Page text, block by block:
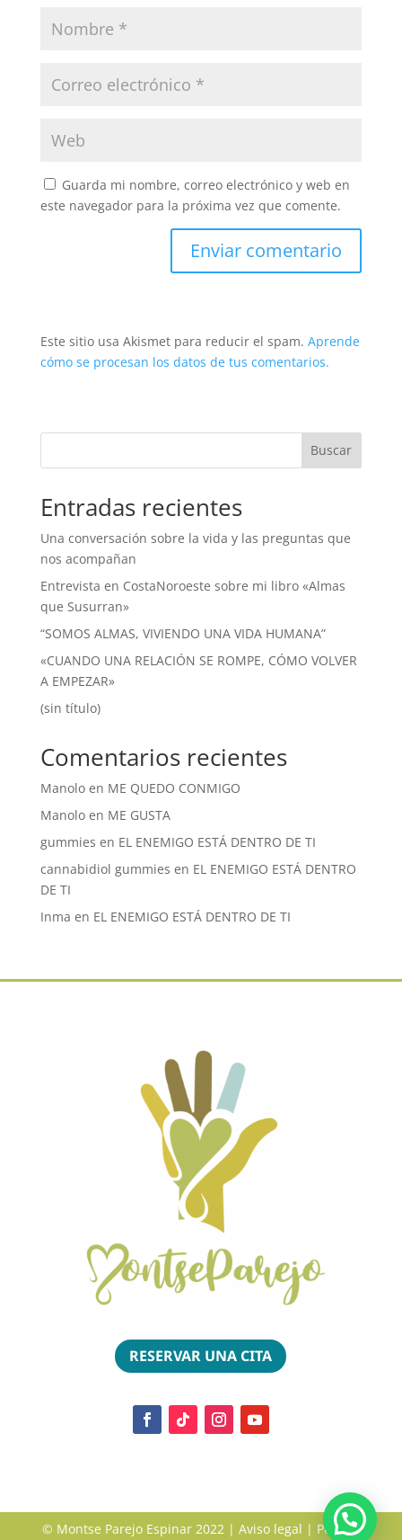
Guarda mi nombre, correo electrónico y web en
este navegador para la próxima vez que comente.
Este sitio usa Akismet para reducir el spam. Aprende
cómo se procesan los datos de tus comentarios.
Buscar
Entradas recientes
Una conversación sobre la vida y las preguntas que
nos acompañan
Entrevista en CostaNoroeste sobre mi libro «Almas
que Susurran»
“SOMOS ALMAS, VIVIENDO UNA VIDA HUMANA”
«CUANDO UNA RELACIÓN SE ROMPE, CÓMO VOLVER
A EMPEZAR»
(sin título)
Comentarios recientes
Manoloen ME QUEDO CONMIGO
Manoloen ME GUSTA
gummies en EL ENEMIGO ESTÁ DENTRO DE TI
cannabidiol gummies en EL ENEMIGO ESTÁ DENTRO
DE TI
Inma en EL ENEMIGO ESTÁ DENTRO DE TI
RESERVAR UNA CITA
© Montse Parejo Espinar 2022 | Aviso legal | Política